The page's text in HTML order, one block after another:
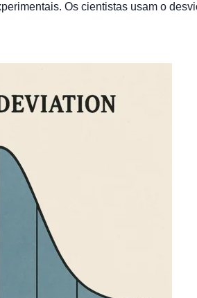
Os cientistas usam o